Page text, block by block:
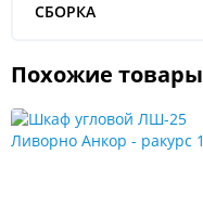
СБОРКА
Похожие товары